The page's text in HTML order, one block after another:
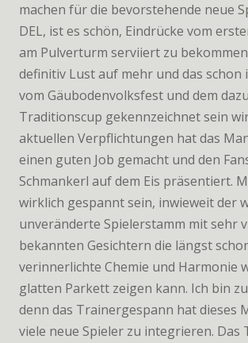
machen für die bevorstehende neue
DEL, ist es schön, Eindrücke vom
am Pulverturm serviiert zu
definitiv Lust auf mehr und das schon
vom Gäubodenvolksfest und dem
Traditionscup gekennzeichnet sein
aktuellen Verpflichtungen hat das
einen guten Job gemacht und den
Schmankerl auf dem Eis präsentiert.
wirklich gespannt sein, inwieweit der
unveränderte Spielerstamm mit sehr
bekannten Gesichtern die längst
verinnerlichte Chemie und Harmonie
glatten Parkett zeigen kann. Ich bin
denn das Trainergespann hat dieses
viele neue Spieler zu integrieren. Das